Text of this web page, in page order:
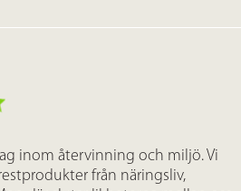
inom återvinning och miljö. Vi
från näringsliv,